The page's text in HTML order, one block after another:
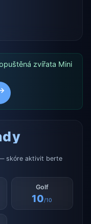
zvířata Mini
skóre aktivit berte
Golf
10/10